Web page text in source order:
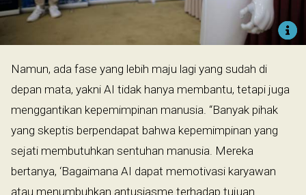
Namun, ada fase yang lebih maju lagi yang sudah di
depan mata, yakni AI tidak hanya membantu, tetapi juga
menggantikan kepemimpinan manusia. “Banyak pihak
yang skeptis berpendapat bahwa kepemimpinan yang
sejati membutuhkan sentuhan manusia. Mereka
bertanya, ‘Bagaimana AI dapat memotivasi karyawan
atau menumbuhkan antusiasme terhadap tujuan